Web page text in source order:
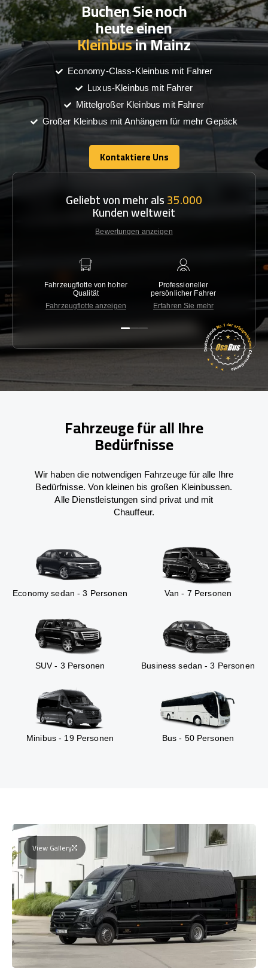
Buchen Sie noch
heute einen
Kleinbusin Mainz
Economy-Class-Kleinbus mit Fahrer
Luxus-Kleinbus mit Fahrer
Mittelgroßer Kleinbus mit Fahrer
Großer Kleinbus mit Anhängern für mehr Gepäck
Kontaktiere Uns
Kontaktiere Uns
Geliebt von mehr als35.000
Kunden weltweit
Bewertungen anzeigen
Fahrzeugflotte von hoher
Qualität
Fahrzeugflotte anzeigen
Professioneller
persönlicher Fahrer
Erfahren Sie mehr
Fahrzeuge für all Ihre
Bedürfnisse
Wir haben die notwendigen Fahrzeuge für alle Ihre
Bedürfnisse. Von kleinen bis großen Kleinbussen.
Alle Dienstleistungen sind privat und mit
Chauffeur.
Economy sedan - 3 Personen Van - 7 Personen
SUV - 3 Personen Business sedan - 3 Personen
Minibus - 19 Personen Bus - 50 Personen
View Gallery